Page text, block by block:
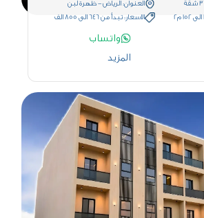
العنوان: الرياض - ظهرة لبن
الاسعار: تبدأ من 646 الى 855 الف
واتساب
المزيد